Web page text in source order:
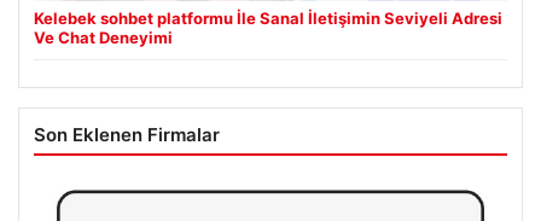
Kelebek sohbet platformu İle Sanal İletişimin Seviyeli Adresi
Ve Chat Deneyimi
Son Eklenen Firmalar